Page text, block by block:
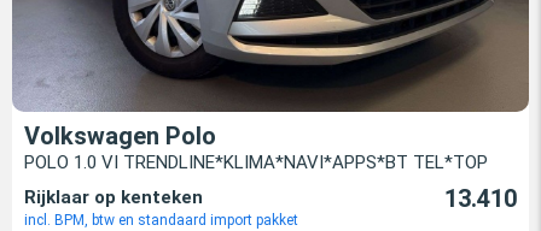
Volkswagen Polo
POLO 1.0 VI TRENDLINE*KLIMA*NAVI*APPS*BT TEL*TOP
Rijklaar op kenteken
incl. BPM, btw en standaard import pakket
13.410